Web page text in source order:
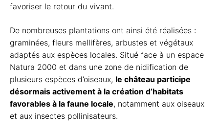
favoriser le retour du vivant.
De nombreuses plantations ont ainsi été réalisées :
graminées, fleurs mellifères, arbustes et végétaux
adaptés aux espèces locales. Situé face à un espace
Natura 2000 et dans une zone de nidification de
plusieurs espèces d’oiseaux, le château participe
désormais activement à la création d’habitats
favorables à la faune locale, notamment aux oiseaux
et aux insectes pollinisateurs.